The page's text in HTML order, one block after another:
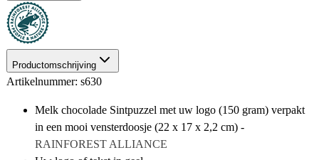
Productomschrijving
Artikelnummer: s630
Melk chocolade Sintpuzzel met uw logo (150 gram) verpakt
in een mooi vensterdoosje (22 x 17 x 2,2 cm) -
RAINFOREST ALLIANCE